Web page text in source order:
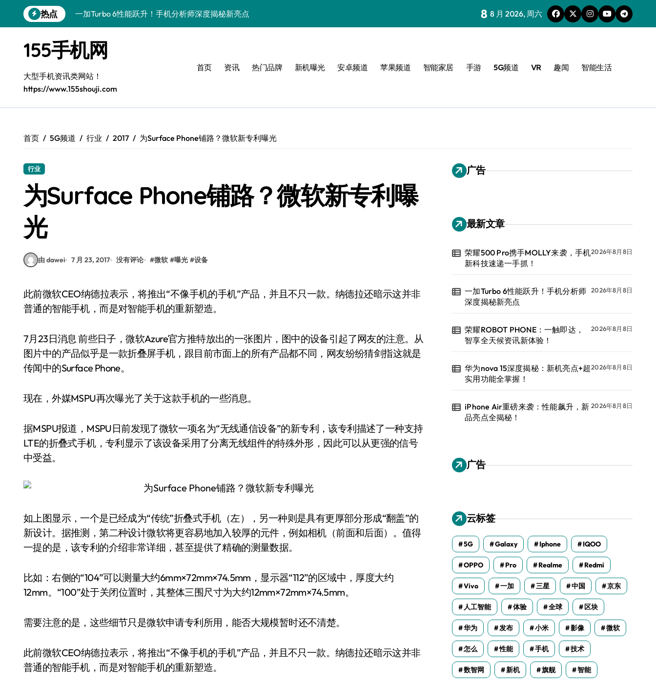
到
热点
一加Turbo 6性能跃升！手机分析师深度揭秘新亮点
华为nova 15深度揭秘：新机亮点+超实用功能全掌握！
iPhone Air重磅来袭：性能飙升，新品亮点全揭秘！
三星Galaxy Z TriFold：三折叠屏设计，开启手机新纪元潮流
小米17 Pro深度揭秘：最新资讯+玩机技巧全攻略
三星W26重磅来袭！实用动态+贴心服务资讯全掌握
荣耀500 Pro携手MOLLY来袭，手机新科技速递一手抓！
8 8 月 2026, 周六
155手机网
大型手机资讯类网站！
https://www.155shouji.com
首页 资讯 热门品牌 新机曝光 安卓频道 苹果频道 智能家居 手游 5G频道 VR 趣闻 智能生活
首页 5G频道 行业 2017 为Surface Phone铺路？微软新专利曝光
行业
为Surface Phone铺路？微软新专利曝
光
由 dawei 7 月 23, 2017 没有评论 #微软 #曝光 #设备
此前微软CEO纳德拉表示，将推出“不像手机的手机”产品，并且不只一款。纳德拉还暗示这并非
普通的智能手机，而是对智能手机的重新塑造。
7月23日消息 前些日子，微软Azure官方推特放出的一张图片，图中的设备引起了网友的注意。从
图片中的产品似乎是一款折叠屏手机，跟目前市面上的所有产品都不同，网友纷纷猜剑指这就是
传闻中的Surface Phone。
现在，外媒MSPU再次曝光了关于这款手机的一些消息。
据MSPU报道，MSPU日前发现了微软一项名为“无线通信设备”的新专利，该专利描述了一种支持
LTE的折叠式手机，专利显示了该设备采用了分离无线组件的特殊外形，因此可以从更强的信号
中受益。
如上图显示，一个是已经成为“传统”折叠式手机（左），另一种则是具有更厚部分形成“翻盖”的
新设计。据推测，第二种设计微软将更容易地加入较厚的元件，例如相机（前面和后面）。值得
一提的是，该专利的介绍非常详细，甚至提供了精确的测量数据。
比如：右侧的“104”可以测量大约6mm×72mm×74.5mm，显示器“112”的区域中，厚度大约
12mm。“100”处于关闭位置时，其整体三围尺寸为大约12mm×72mm×74.5mm。
需要注意的是，这些细节只是微软申请专利所用，能否大规模暂时还不清楚。
此前微软CEO纳德拉表示，将推出“不像手机的手机”产品，并且不只一款。纳德拉还暗示这并非
普通的智能手机，而是对智能手机的重新塑造。
广告
最新文章
荣耀500 Pro携手MOLLY来袭，手机
新科技速递一手抓！
2026年8月8日
一加Turbo 6性能跃升！手机分析师
深度揭秘新亮点
2026年8月8日
荣耀ROBOT PHONE：一触即达，
智享全天候资讯新体验！
2026年8月8日
华为nova 15深度揭秘：新机亮点+超
实用功能全掌握！
2026年8月8日
iPhone Air重磅来袭：性能飙升，新
品亮点全揭秘！
2026年8月8日
广告
云标签
5G Galaxy Iphone IQOO
OPPO Pro Realme Redmi
Vivo 一加 三星 中国 京东
人工智能 体验 全球 区块
华为 发布 小米 影像 微软
怎么 性能 手机 技术
数智网 新机 旗舰 智能